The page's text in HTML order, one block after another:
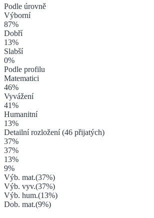
Podle úrovně
Výborní
87%
Dobří
13%
Slabší
0%
Podle profilu
Matematici
46%
Vyvážení
41%
Humanitní
13%
Detailní rozložení (46 přijatých)
37%
37%
13%
9%
Výb. mat.(37%)
Výb. vyv.(37%)
Výb. hum.(13%)
Dob. mat.(9%)